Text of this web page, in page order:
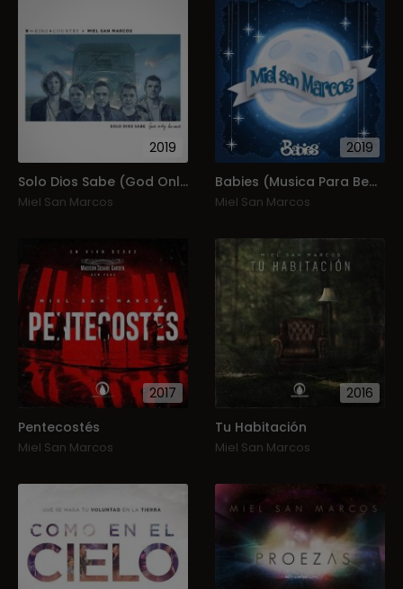
2019
Solo Dios Sabe (God Only Knows)
Miel San Marcos
2019
Babies (Musica Para Bebes)
Miel San Marcos
2017
Pentecostés
Miel San Marcos
2016
Tu Habitación
Miel San Marcos